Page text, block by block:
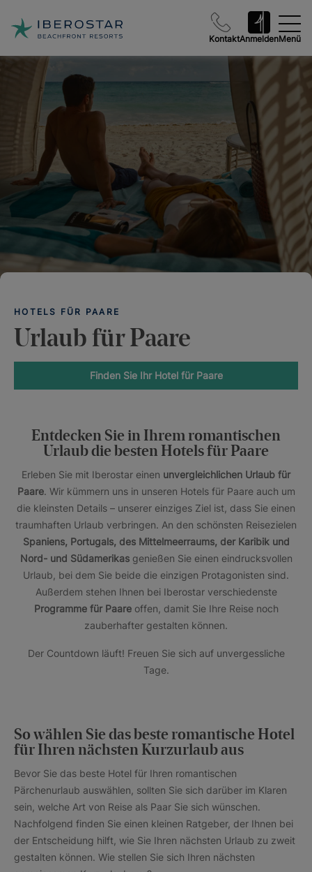
KontaktAnmeldenMenü
HOTELS FÜR PAARE
Urlaub für Paare
Finden Sie Ihr Hotel für Paare
Entdecken Sie in Ihrem romantischen
Urlaub die besten Hotels für Paare
Erleben Sie mit Iberostar einen unvergleichlichen Urlaub für
Paare. Wir kümmern uns in unseren Hotels für Paare auch um
die kleinsten Details – unserer einziges Ziel ist, dass Sie einen
traumhaften Urlaub verbringen. An den schönsten Reisezielen
Spaniens, Portugals, des Mittelmeerraums, der Karibik und
Nord- und Südamerikasgenießen Sie einen eindrucksvollen
Urlaub, bei dem Sie beide die einzigen Protagonisten sind.
Außerdem stehen Ihnen bei Iberostar verschiedenste
Programme für Paare offen, damit Sie Ihre Reise noch
zauberhafter gestalten können.
Der Countdown läuft! Freuen Sie sich auf unvergessliche
Tage.
So wählen Sie das beste romantische Hotel
für Ihren nächsten Kurzurlaub aus
Bevor Sie das beste Hotel für Ihren romantischen
Pärchenurlaub auswählen, sollten Sie sich darüber im Klaren
sein, welche Art von Reise als Paar Sie sich wünschen.
Nachfolgend finden Sie einen kleinen Ratgeber, der Ihnen bei
der Entscheidung hilft, wie Sie Ihren nächsten Urlaub zu zweit
gestalten können. Wie stellen Sie sich Ihren nächsten